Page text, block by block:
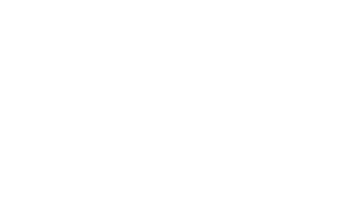
sh -s -- --install